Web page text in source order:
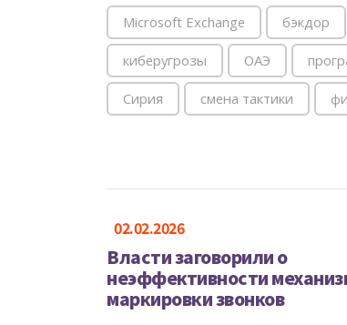
Microsoft Exchange бэкдор
киберугрозы ОАЭ
Сирия смена тактики
02.02.2026
Власти заговорили о
неэффективности
маркировки звонков